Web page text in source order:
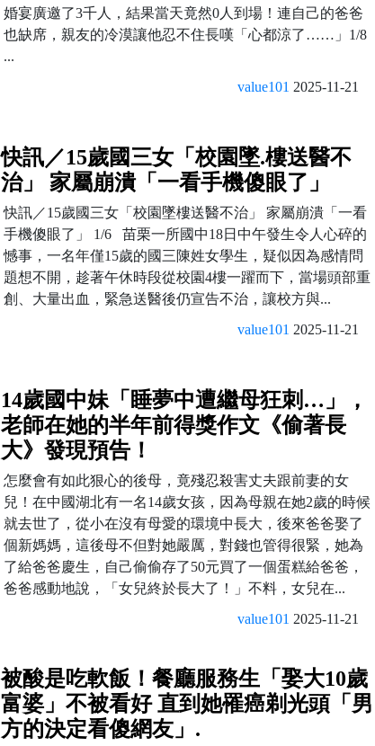
婚宴廣邀了3千人，結果當天竟然0人到場！連自己的爸爸
也缺席，親友的冷漠讓他忍不住長嘆「心都涼了……」​​​​​​ 1/8
...
value101 2025-11-21
快訊／15歲國三女「校園墜.樓送醫不
治」 家屬崩潰「一看手機傻眼了」
快訊／15歲國三女「校園墜樓送醫不治」 家屬崩潰「一看
手機傻眼了」 1/6 苗栗一所國中18日中午發生令人心碎的
憾事，一名年僅15歲的國三陳姓女學生，疑似因為感情問
題想不開，趁著午休時段從校園4樓一躍而下，當場頭部重
創、大量出血，緊急送醫後仍宣告不治，讓校方與...
value101 2025-11-21
14歲國中妹「睡夢中遭繼母狂刺…」，
老師在她的半年前得獎作文《偷著長
大》發現預告！
怎麼會有如此狠心的後母，竟殘忍殺害丈夫跟前妻的女
兒！在中國湖北有一名14歲女孩，因為母親在她2歲的時候
就去世了，從小在沒有母愛的環境中長大，後來爸爸娶了
個新媽媽，這後母不但對她嚴厲，對錢也管得很緊，她為
了給爸爸慶生，自己偷偷存了50元買了一個蛋糕給爸爸，
爸爸感動地說，「女兒終於長大了！」不料，女兒在...
value101 2025-11-21
被酸是吃軟飯！餐廳服務生「娶大10歲
富婆」不被看好 直到她罹癌剃光頭「男
方的決定看傻網友」.